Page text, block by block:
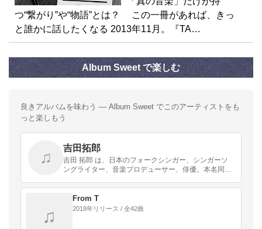
つ“繋がり”や“物語”とは？ この一冊があれば、きっ
と誰かに話したくなる 2013年11月。『TA…
Album Sweet で楽しむ
良きアルバムを味わう — Album Sweet でこのアーティストをも
っと楽しもう
♫
吉田拓郎
吉田 拓郎 は、日本のフォークシンガー、シンガーソ
ングライター、音楽プロデューサー、俳優。本名同
郡大口町（現在の伊佐市）生まれ 、広島県広島市育
ち。
♫
From T
2018年リリース / 全42曲